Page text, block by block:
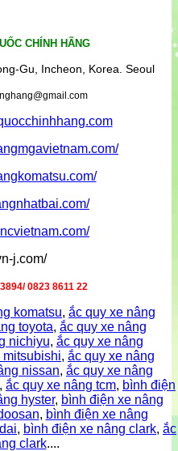
CHÍNH HÃNG
Gu, Incheon, Korea. Seoul
j.com/
0823 8611 22
komatsu, ắc quy xe nâng
toyota, ắc quy xe nâng
nichiyu, ắc quy xe nâng
mitsubishi, ắc quy xe nâng
nissan, ắc quy xe nâng
, ắc quy xe nâng tcm, bình điện
hyster, bình điện xe nâng
, bình điện xe nâng
, bình điện xe nâng clark, ắc
clark....